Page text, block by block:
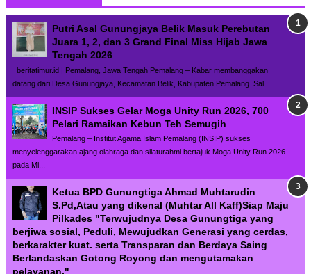
Putri Asal Gunungjaya Belik Masuk Perebutan
Juara 1, 2, dan 3 Grand Final Miss Hijab Jawa
Tengah 2026
beritatimur.id | Pemalang, Jawa Tengah Pemalang – Kabar membanggakan
datang dari Desa Gunungjaya, Kecamatan Belik, Kabupaten Pemalang. Sal...
INSIP Sukses Gelar Moga Unity Run 2026, 700
Pelari Ramaikan Kebun Teh Semugih
Pemalang – Institut Agama Islam Pemalang (INSIP) sukses
menyelenggarakan ajang olahraga dan silaturahmi bertajuk Moga Unity Run 2026
pada Mi...
Ketua BPD Gunungtiga Ahmad Muhtarudin
S.Pd,Atau yang dikenal (Muhtar All Kaff)Siap Maju
Pilkades "Terwujudnya Desa Gunungtiga yang
berjiwa sosial, Peduli, Mewujudkan Generasi yang cerdas,
berkarakter kuat. serta Transparan dan Berdaya Saing
Berlandaskan Gotong Royong dan mengutamakan
pelayanan."